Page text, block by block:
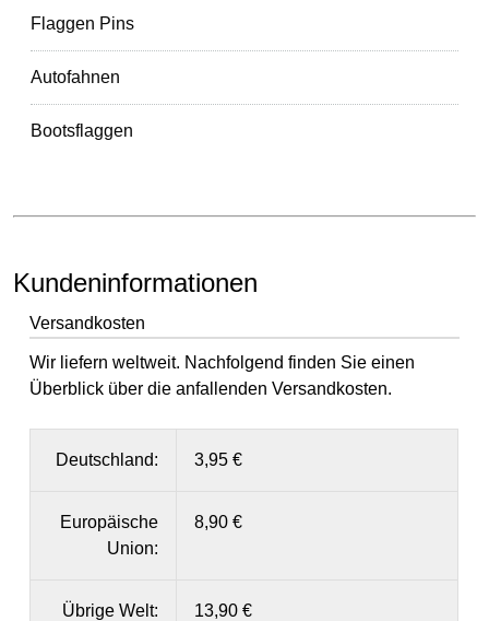
Flaggen Pins
Autofahnen
Bootsflaggen
Kundeninformationen
Versandkosten
Wir liefern weltweit. Nachfolgend finden Sie einen
Überblick über die anfallenden Versandkosten.
Deutschland: 3,95 €
Europäische
Union:
8,90 €
Übrige Welt: 13,90 €